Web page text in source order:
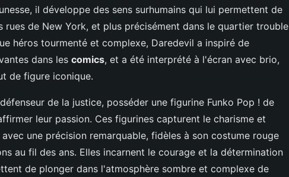
il développe des sens surhumains qui lui permettent de
rues de New York, et plus précisément dans le quartier trouble
héros tourmenté et complexe, Daredevil a inspiré de
dans les comics, et a été interprété à l'écran avec brio,
de figure iconique.
de la justice, posséder une figurine Funko Pop ! de
leur passion. Ces figurines capturent le charisme et
une précision remarquable, fidèles à son costume rouge
au fil des ans. Elles incarnent le courage et la détermination
de plonger dans l'atmosphère sombre et complexe de